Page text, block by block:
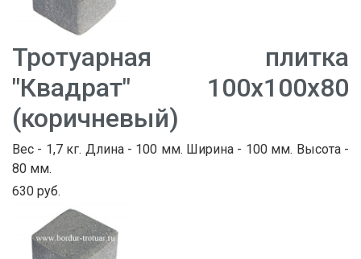
Тротуарная плитка
"Квадрат" 100х100х80
(коричневый)
Вес - 1,7 кг. Длина - 100 мм. Ширина - 100 мм. Высота -
80 мм.
630 руб.